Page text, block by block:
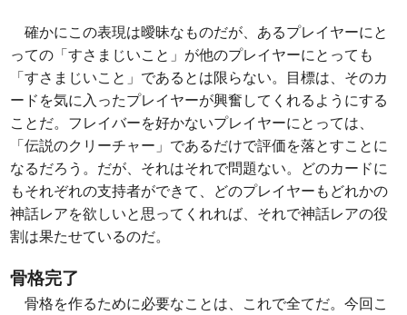
確かにこの表現は曖昧なものだが、あるプレイヤーにと
っての「すさまじいこと」が他のプレイヤーにとっても
「すさまじいこと」であるとは限らない。目標は、そのカ
ードを気に入ったプレイヤーが興奮してくれるようにする
ことだ。フレイバーを好かないプレイヤーにとっては、
「伝説のクリーチャー」であるだけで評価を落とすことに
なるだろう。だが、それはそれで問題ない。どのカードに
もそれぞれの支持者ができて、どのプレイヤーもどれかの
神話レアを欲しいと思ってくれれば、それで神話レアの役
割は果たせているのだ。
骨格完了
骨格を作るために必要なことは、これで全てだ。今回こ